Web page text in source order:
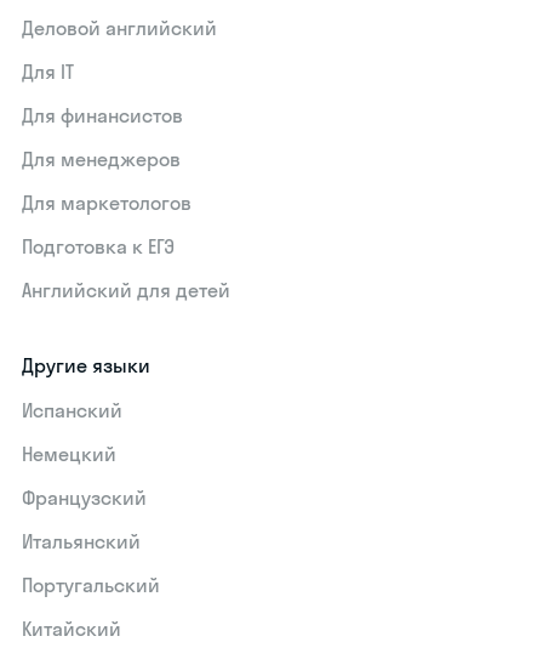
Деловой английский
Для IT
Для финансистов
Для менеджеров
Для маркетологов
Подготовка к ЕГЭ
Английский для детей
Другие языки
Испанский
Немецкий
Французский
Итальянский
Португальский
Китайский